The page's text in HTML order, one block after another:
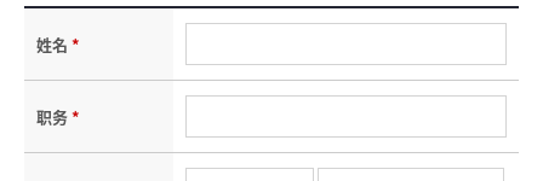
姓名 *
职务*